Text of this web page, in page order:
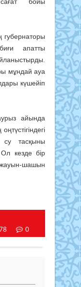
бойы
губернаторы
апатты
мұндай ауа
күшейіп
айында
су тасқыны
кезде бір
шашын
0